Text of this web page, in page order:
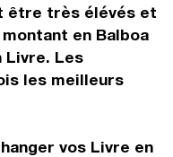
être très élévés et
en Balboa
Livre. Les
les meilleurs
vos Livre en